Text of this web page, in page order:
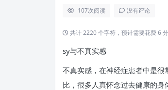
107次阅读 没有评论
共计 2220 个字符，预计需要花费 6
sy与不真实感
不真实感，在神经症患者中是
比，很多人真怀念过去健康的